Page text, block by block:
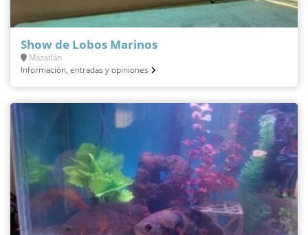
Show de Lobos Marinos
Mazatlán
Información, entradas y opiniones